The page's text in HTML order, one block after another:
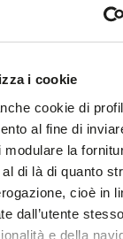
i cookie
cookie di
al fine di
la
di là di quanto
cioè in
dall’utente
e della